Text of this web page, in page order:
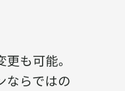
も可能。
ならではの